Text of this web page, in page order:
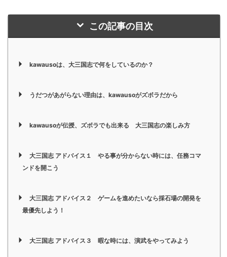
この記事の目次
kawausoは、大三国志で何をしているのか？
うだつがあがらない理由は、kawausoがズボラだから
kawausoが伝授、ズボラでも出来る 大三国志の楽しみ方
大三国志 アドバイス１ やる事が分からない時には、任務コマ
ンドを開こう
大三国志 アドバイス２ ゲームを進めたいなら採石場の開発を
最優先しよう！
大三国志 アドバイス３ 暇な時には、演武をやってみよう